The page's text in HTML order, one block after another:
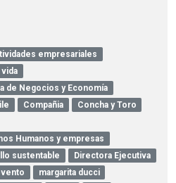
empresariales
vida
de Negocios y Economía
Compañia
Concha y Toro
Humanos y empresas
sustentable
Directora Ejecutiva
margarita ducci